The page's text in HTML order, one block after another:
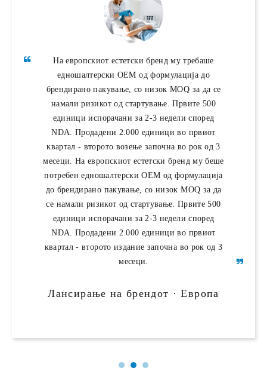
На европскиот естетски бренд му требаше
едношалтерски OEM од формулација до
брендирано пакување, со низок MOQ за да се
намали ризикот од стартување. Првите 500
единици испорачани за 2-3 недели според
NDA. Продадени 2.000 единици во првиот
квартал - второто возење започна во рок од 3
месеци. На европскиот естетски бренд му беше
потребен едношалтерски OEM од формулација
до брендирано пакување, со низок MOQ за да
се намали ризикот од стартување. Првите 500
единици испорачани за 2-3 недели според
NDA. Продадени 2.000 единици во првиот
квартал - второто издание започна во рок од 3
месеци.
Лансирање на брендот · Европа
Соработуваме со AOMA повеќе од 10 години за
да обезбедиме 243 клиники во 15 земји.
Обемот на месечни нарачки се зголеми од 1.000
на 5.000 единици - и за сето тоа време,
немавме поплаки за квалитет со нула. Нивната
поддршка за документација го направи
царинењето беспрекорно на секој пазар.
Дистрибутер партнер · Јужна Кореја · 15
дермален полнач колагенски стимулатор
за затегнување на кожата на телото за